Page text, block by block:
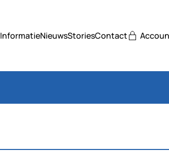
InformatieNieuwsStoriesContact